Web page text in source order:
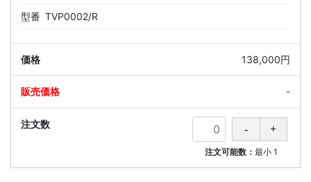
型番 TVP0002/R
138,000円
-
注文可能数：最小 1